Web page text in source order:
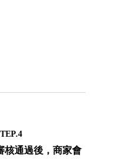
核通過後，商家會